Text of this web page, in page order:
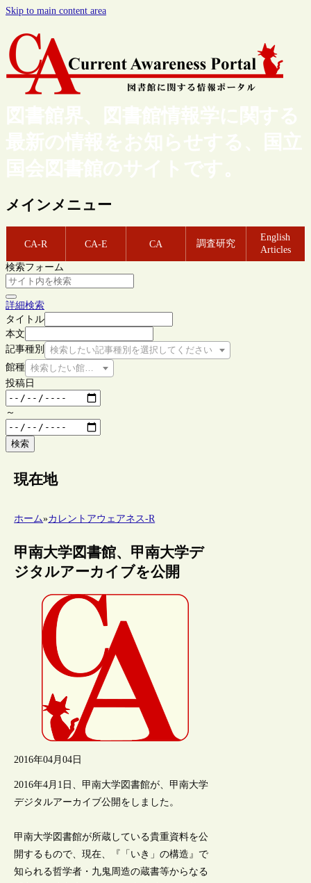
Skip to main content area
図書館界、図書館情報学に関する
最新の情報をお知らせする、国立
国会図書館のサイトです。
メインメニュー
CA-R CA-E CA 調査研究
English
Articles
検索フォーム
詳細検索
タイトル
本文
記事種別
検索したい記事種別を選択してください
館種 検索したい館種を選択してください
投稿日
～
検索
現在地
ホーム»カレントアウェアネス-R
甲南大学図書館、甲南大学デ
ジタルアーカイブを公開
2016年04月04日
2016年4月1日、甲南大学図書館が、甲南大学
デジタルアーカイブ公開をしました。
甲南大学図書館が所蔵している貴重資料を公
開するもので、現在、『「いき」の構造』で
知られる哲学者・九鬼周造の蔵書等からなる